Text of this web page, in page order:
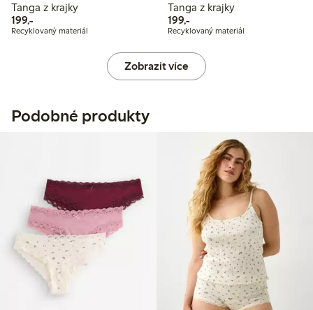
Tanga z krajky
199,-199,00 Kč
Recyklovaný materiál
Tanga z krajky
199,-199,00 Kč
Recyklovaný materiál
Zobrazit více
Podobné produkty